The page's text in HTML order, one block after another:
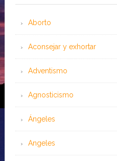
Aborto
Aconsejar y exhortar
Adventismo
Agnosticismo
Ángeles
Angeles